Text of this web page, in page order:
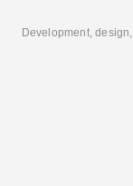
Development,